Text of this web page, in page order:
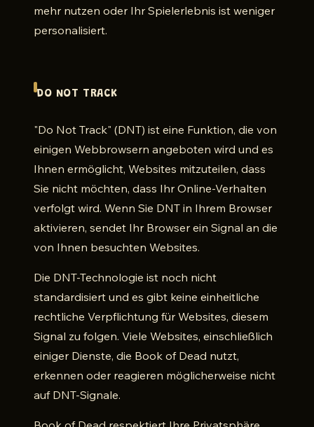
mehr nutzen oder Ihr Spielerlebnis ist weniger
personalisiert.
DO NOT TRACK
"Do Not Track" (DNT) ist eine Funktion, die von
einigen Webbrowsern angeboten wird und es
Ihnen ermöglicht, Websites mitzuteilen, dass
Sie nicht möchten, dass Ihr Online-Verhalten
verfolgt wird. Wenn Sie DNT in Ihrem Browser
aktivieren, sendet Ihr Browser ein Signal an die
von Ihnen besuchten Websites.
Die DNT-Technologie ist noch nicht
standardisiert und es gibt keine einheitliche
rechtliche Verpflichtung für Websites, diesem
Signal zu folgen. Viele Websites, einschließlich
einiger Dienste, die Book of Dead nutzt,
erkennen oder reagieren möglicherweise nicht
auf DNT-Signale.